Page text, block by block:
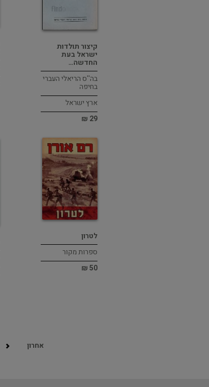
קיצור תולדות
ישראל בעת
החדשה…
בה''ס הריאלי העברי
בחיפה
ארץ ישראל
29 ₪
לטרון
ספרות מקור
50 ₪
אחרון